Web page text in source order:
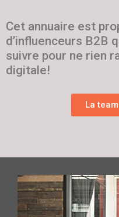
Cet annuaire est
d’influenceurs B2B
suivre pour ne rien
digitale!
La